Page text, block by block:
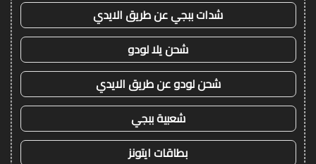
شدات ببجي عن طريق الايدي
شحن يلا لودو
شحن لودو عن طريق الايدي
شعبية ببجي
بطاقات ايتونز